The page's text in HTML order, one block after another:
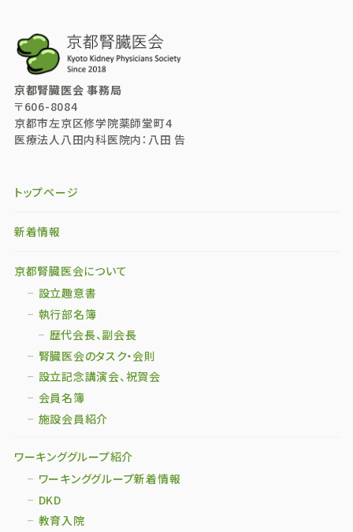
京都腎臓医会 事務局
〒606-8084
京都市左京区修学院薬師堂町4
医療法人八田内科医院内：八田 告
トップページ
新着情報
京都腎臓医会について
設立趣意書
執行部名簿
歴代会長、副会長
腎臓医会のタスク・会則
設立記念講演会、祝賀会
会員名簿
施設会員紹介
ワーキンググループ紹介
ワーキンググループ新着情報
DKD
教育入院